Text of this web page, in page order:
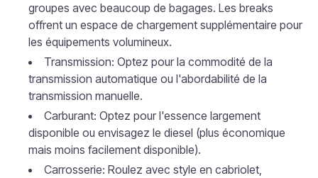
groupes avec beaucoup de bagages. Les breaks
offrent un espace de chargement supplémentaire pour
les équipements volumineux.
Transmission: Optez pour la commodité de la
transmission automatique ou l'abordabilité de la
transmission manuelle.
Carburant: Optez pour l'essence largement
disponible ou envisagez le diesel (plus économique
mais moins facilement disponible).
Carrosserie: Roulez avec style en cabriolet,